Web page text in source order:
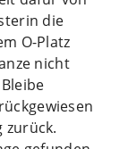
die
O-Platz
nicht
zurück.